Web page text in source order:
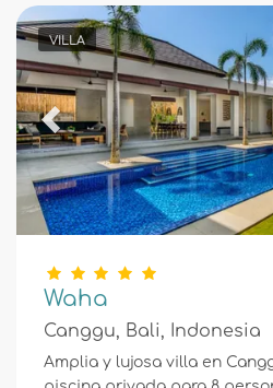
VILLA
Previous
Waha
Canggu, Bali, Indonesia
Amplia y lujosa villa en